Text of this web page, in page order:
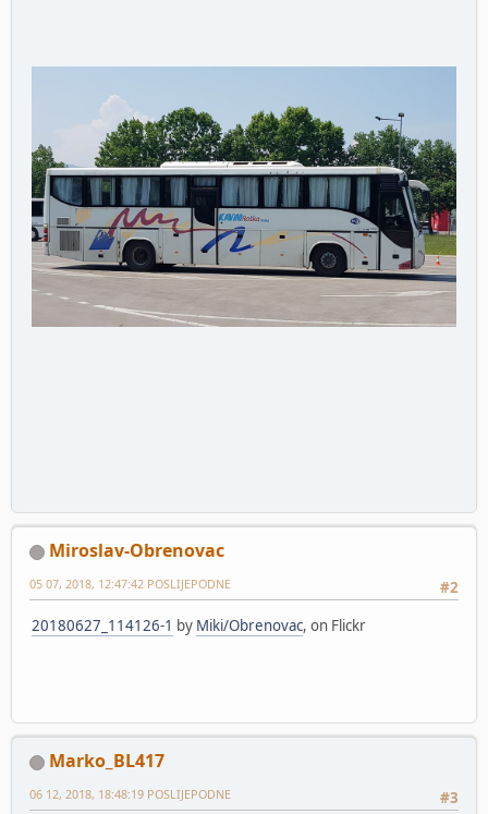
Miroslav-Obrenovac
#2
05 07, 2018, 12:47:42 POSLIJEPODNE
20180627_114126-1 by Miki/Obrenovac, on Flickr
Marko_BL417
#3
06 12, 2018, 18:48:19 POSLIJEPODNE